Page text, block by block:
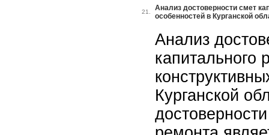
21.
Анализ достоверности смет
особенностей в Курганской
Анализ
капитального
Курганской